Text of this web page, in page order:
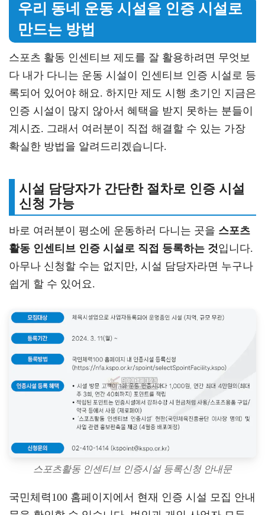
우리 동네 운동 시설을 인증 시설로
만드는 방법
스포츠 활동 인센티브 제도를 잘 활용하려면 무엇보
다 내가 다니는 운동 시설이 인센티브 인증 시설로 등
록되어 있어야 해요. 하지만 제도 시행 초기인 지금은
인증 시설이 많지 않아서 혜택을 받지 못하는 분들이
계시죠. 그래서 여러분이 직접 해결할 수 있는 가장
확실한 방법을 알려드리겠습니다.
시설 담당자가 간단한 절차로 인증 시설
신청 가능
바로 여러분이 평소에 운동하러 다니는 곳을 스포츠
활동 인센티브 인증 시설로 직접 등록하는 것입니다.
아무나 신청할 수는 없지만, 시설 담당자라면 누구나
쉽게 할 수 있어요.
스포츠활동 인센티브 인증시설 등록신청 안내문
국민체력100 홈페이지에서 현재 인증 시설 모집 안내